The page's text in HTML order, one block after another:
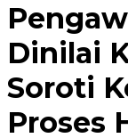
Dinilai
Soroti
Proses